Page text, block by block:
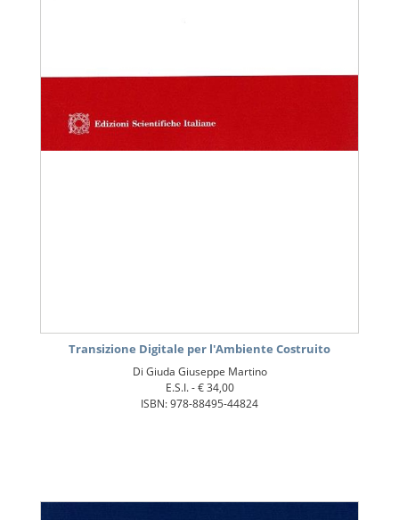
Transizione Digitale per l'Ambiente Costruito
Di Giuda Giuseppe Martino
E.S.I. -€ 34,00
ISBN: 978-88495-44824